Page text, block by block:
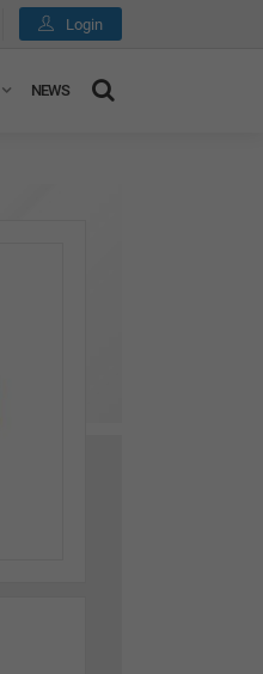
Login
NEWS